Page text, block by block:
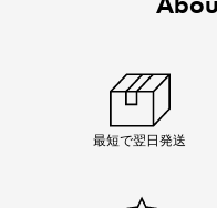
夏服まとめて手に入れるなら今
最短で翌日発送